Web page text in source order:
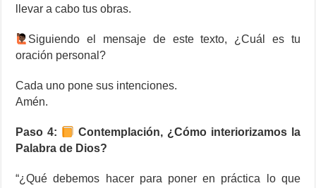
llevar a cabo tus obras.
Siguiendo el mensaje de este texto, ¿Cuál es tu
oración personal?
Cada uno pone sus intenciones.
Amén.
Paso 4:
Contemplación, ¿Cómo interiorizamos la
Palabra de Dios?
“¿Qué debemos hacer para poner en práctica lo que